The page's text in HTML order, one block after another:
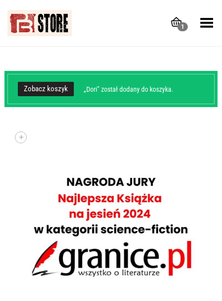
1
Toggle Menu
Zobacz koszyk „Dori” został dodany do koszyka.
+